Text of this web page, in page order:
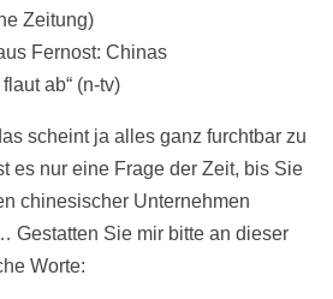
Zeitung)
Fernost: Chinas
ab“ (n-tv)
scheint ja alles ganz furchtbar zu
es nur eine Frage der Zeit, bis Sie
chinesischer Unternehmen
Gestatten Sie mir bitte an dieser
Worte: